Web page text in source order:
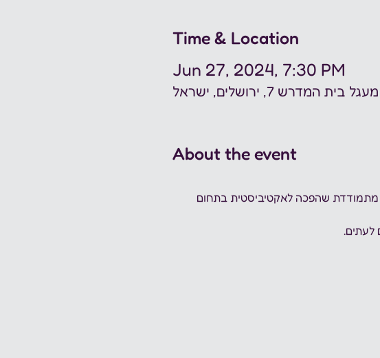
Time & Location
Jun 27, 2024, 7:30 PM
המדרש 7, ירושלים, ישראל
About the event
מתמודדת שהפכה לאקטיביסטית בתחום
לעתים.